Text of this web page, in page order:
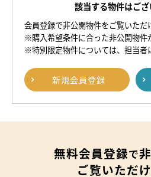
該当する物件はござ
会員登録で非公開物件をご覧いただ
※購入希望条件に合った非公開物件
※特別限定物件については、担当者
新規会員登録
無料会員登録で
ご覧いただ